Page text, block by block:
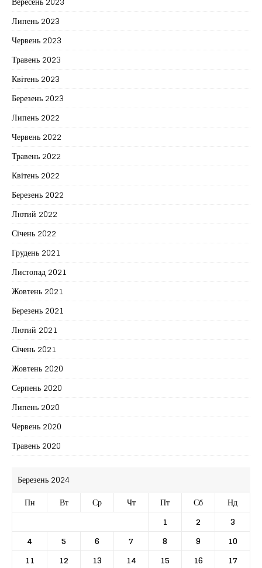
Липень 2023
Червень 2023
Травень 2023
Квітень 2023
Березень 2023
Липень 2022
Червень 2022
Травень 2022
Квітень 2022
Березень 2022
Лютий 2022
Січень 2022
Грудень 2021
Листопад 2021
Жовтень 2021
Березень 2021
Лютий 2021
Січень 2021
Жовтень 2020
Серпень 2020
Липень 2020
Червень 2020
Травень 2020
Березень 2024
Пн
Вт Ср Чт Пт Сб
Нд
1
2
3
4
5 6 7 8 9
10
11
12 13 14 15 16 17